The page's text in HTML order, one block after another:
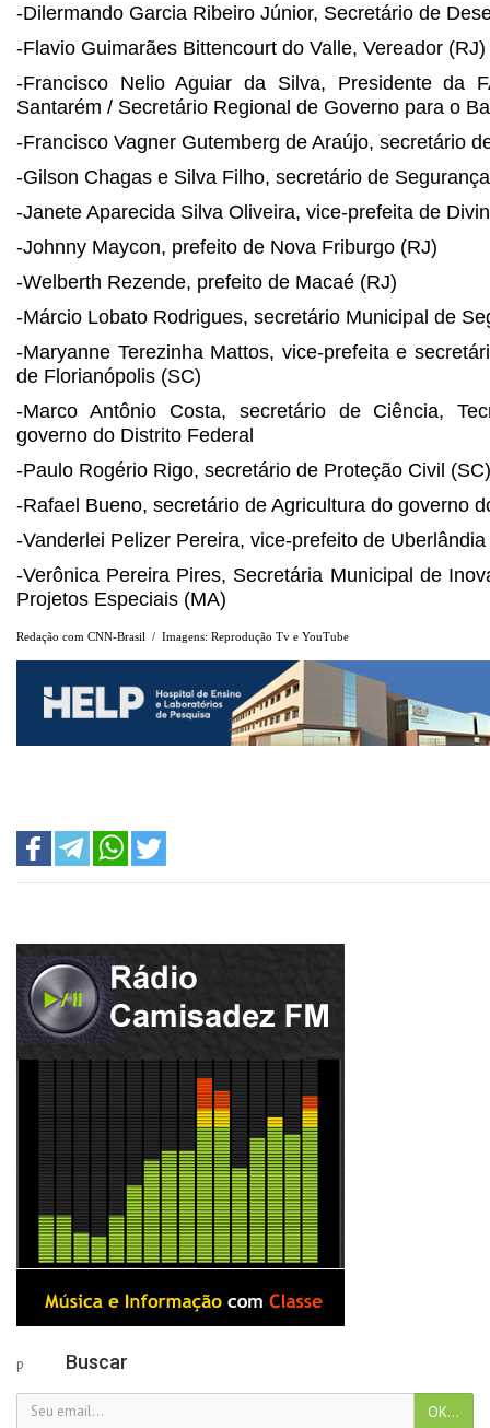
-Dilermando Garcia Ribeiro Júnior, Secretário de
-Flavio Guimarães Bittencourt do Valle, Vereador (RJ)
-Francisco Nelio Aguiar da Silva, Presidente da
Santarém / Secretário Regional de Governo para o
-Francisco Vagner Gutemberg de Araújo, secretário
-Gilson Chagas e Silva Filho, secretário de
-Janete Aparecida Silva Oliveira, vice-prefeita de
-Johnny Maycon, prefeito de Nova Friburgo (RJ)
-Welberth Rezende, prefeito de Macaé (RJ)
-Márcio Lobato Rodrigues, secretário Municipal de
-Maryanne Terezinha Mattos, vice-prefeita e
de Florianópolis (SC)
-Marco Antônio Costa, secretário de Ciência,
governo do Distrito Federal
-Paulo Rogério Rigo, secretário de Proteção Civil (SC)
-Rafael Bueno, secretário de Agricultura do governo
-Vanderlei Pelizer Pereira, vice-prefeito de
-Verônica Pereira Pires, Secretária Municipal de
Projetos Especiais (MA)
Redação com CNN-Brasil / Imagens: Reprodução Tv e YouTube
p Buscar